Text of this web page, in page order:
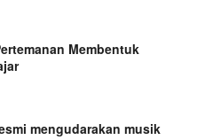
Membentuk
mengudarakan musik